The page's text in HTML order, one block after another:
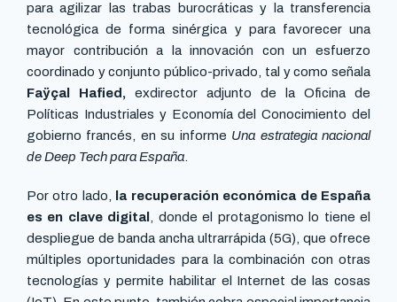
para agilizar las trabas burocráticas y la transferencia
tecnológica de forma sinérgica y para favorecer una
mayor contribución a la innovación con un esfuerzo
coordinado y conjunto público-privado, tal y como señala
Faÿçal Hafied, exdirector adjunto de la Oficina de
Políticas Industriales y Economía del Conocimiento del
gobierno francés, en su informe Una estrategia nacional
de Deep Tech para España
Por otro lado,
la recuperación económica de España
es en clave digital
, donde el protagonismo lo tiene el
despliegue de banda ancha ultrarrápida (5G), que ofrece
múltiples oportunidades para la combinación con otras
tecnologías y permite habilitar el Internet de las cosas